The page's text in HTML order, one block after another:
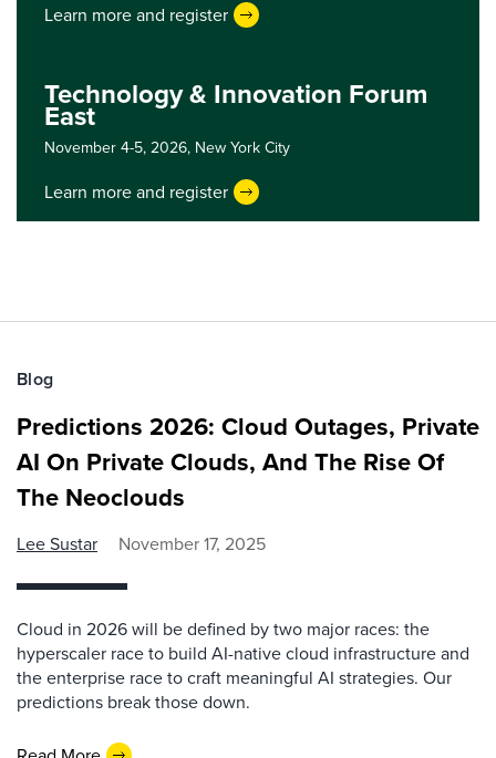
Learn more and register
Technology & Innovation Forum
East
November 4-5, 2026, New York City
Learn more and register
Blog
Predictions 2026: Cloud Outages, Private
AI On Private Clouds, And The Rise Of
The Neoclouds
Lee Sustar November 17, 2025
Cloud in 2026 will be defined by two major races: the
hyperscaler race to build AI-native cloud infrastructure and
the enterprise race to craft meaningful AI strategies. Our
predictions break those down.